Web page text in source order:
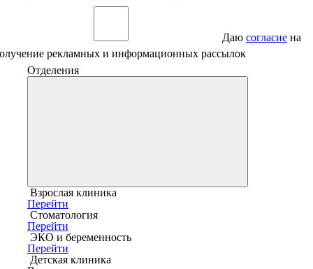
Даю согласие на
рекламных и информационных рассылок
Отделения
Взрослая клиника
Перейти
Стоматология
Перейти
ЭКО и беременность
Перейти
Детская клиника